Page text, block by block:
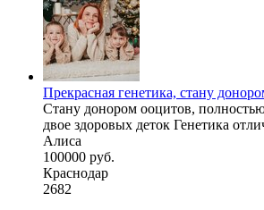
Прекрасная генетика, стану
Стану донором ооцитов, полностью
двое здоровых деток Генетика
Алиса
100000 руб.
Краснодар
2682